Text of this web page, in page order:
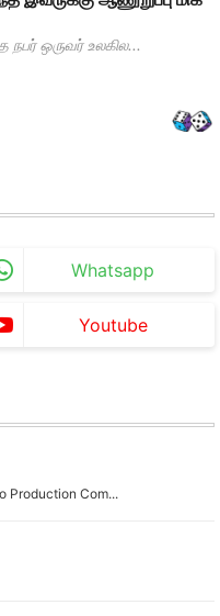
ஒருவர் உலகில...
Whatsapp
Youtube
Production Com...